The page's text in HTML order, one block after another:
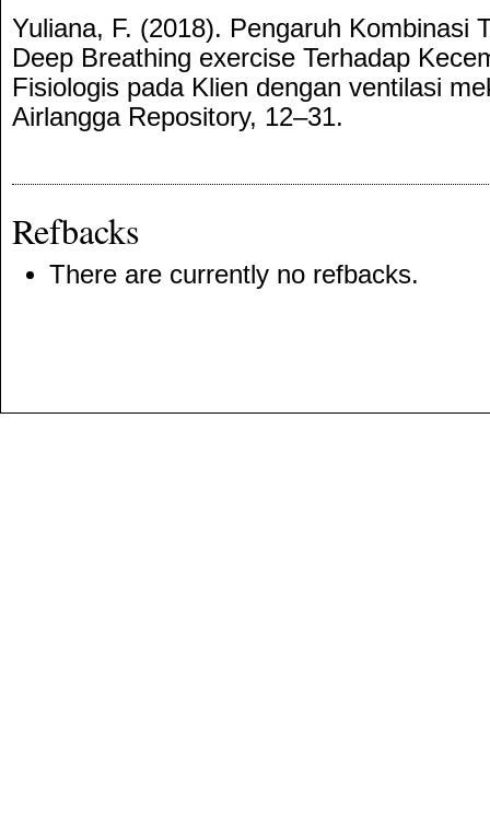
Yuliana, F. (2018). Pengaruh Kombinasi
Deep Breathing exercise Terhadap
Fisiologis pada Klien dengan ventilasi
Airlangga Repository, 12–31.
Refbacks
There are currently no refbacks.